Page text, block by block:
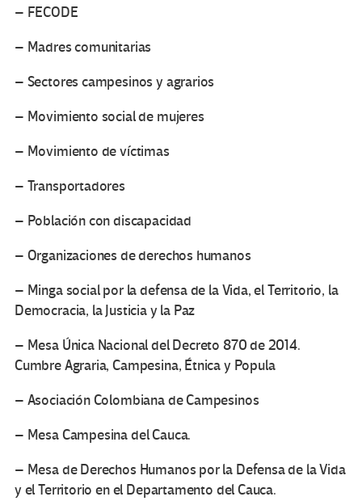
– FECODE
– Madres comunitarias
– Sectores campesinos y agrarios
– Movimiento social de mujeres
– Movimiento de víctimas
– Transportadores
– Población con discapacidad
– Organizaciones de derechos humanos
– Minga social por la defensa de la Vida, el Territorio, la
Democracia, la Justicia y la Paz
– Mesa Única Nacional del Decreto 870 de 2014.
Cumbre Agraria, Campesina, Étnica y Popula
– Asociación Colombiana de Campesinos
– Mesa Campesina del Cauca.
– Mesa de Derechos Humanos por la Defensa de la Vida
y el Territorio en el Departamento del Cauca.